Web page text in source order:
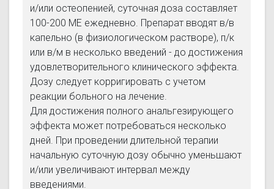
и/или остеопенией, суточная доза составляет
100-200 МЕ ежедневно. Препарат вводят в/в
капельно (в физиологическом растворе), п/к
или в/м в несколько введений - до достижения
удовлетворительного клинического эффекта.
Дозу следует корригировать с учетом
реакции больного на лечение.
Для достижения полного анальгезирующего
эффекта может потребоваться несколько
дней. При проведении длительной терапии
начальную суточную дозу обычно уменьшают
и/или увеличивают интервал между
введениями.